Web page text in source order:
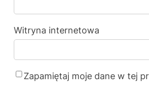
Witryna internetowa
Zapamiętaj moje dane w tej